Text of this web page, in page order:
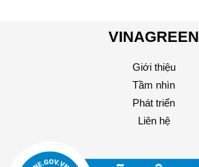
VINAGREEN
Giới thiệu
Tầm nhìn
Phát triển
Liên hệ